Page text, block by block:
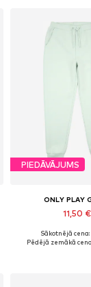
PIEDĀVĀJUMS
ONLY PLAY
11,50 €
Sākotnējā cena:
Pēdējā zemākā